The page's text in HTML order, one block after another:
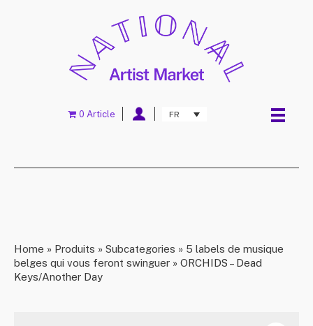
FR
0 Article
Home » Produits » Subcategories » 5 labels de musique
belges qui vous feront swinguer » ORCHIDS – Dead
Keys/Another Day